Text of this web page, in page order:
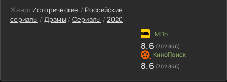
Жанр: Исторические / Российские
сериалы / Драмы / Сериалы /2020
8.6 (302 856)
8.6 (302 856)